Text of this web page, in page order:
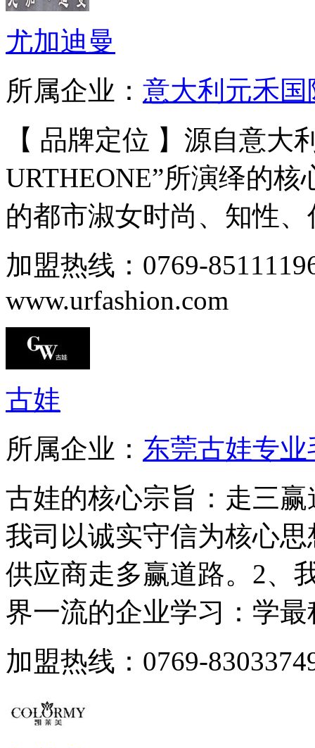
尤加迪曼
所属企业： 意大利元禾
【 品牌定位 】源自意
URTHEONE”所演绎的
的都市淑女时尚、知性
加盟热线：0769-
www.urfashion.com
古娃
所属企业： 东莞古娃专
古娃的核心宗旨：走三
我司以诚实守信为核心
供应商走多赢道路。2、
界一流的企业学习：学最
加盟热线：0769-